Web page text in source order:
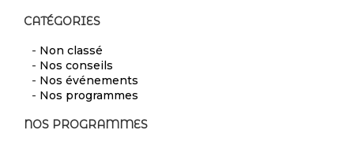
CATÉGORIES
- Non classé
- Nos conseils
- Nos événements
- Nos programmes
NOS PROGRAMMES